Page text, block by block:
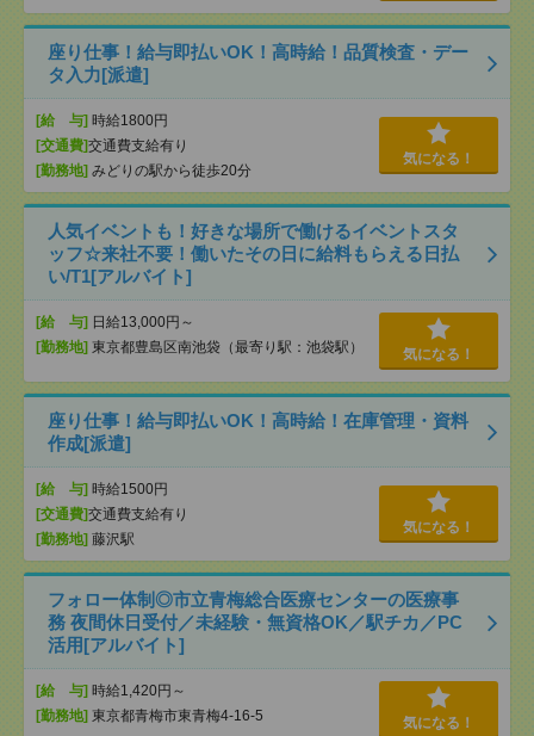
座り仕事！給与即払いOK！高時給！品質検査・デー
タ入力[派遣]
[給 与] 時給1800円
[交通費]交通費支給有り
[勤務地] みどりの駅から徒歩20分
気になる！
人気イベントも！好きな場所で働けるイベントスタ
ッフ☆来社不要！働いたその日に給料もらえる日払
い/T1[アルバイト]
[給 与] 日給13,000円～
[勤務地] 東京都豊島区南池袋（最寄り駅：池袋駅） 気になる！
座り仕事！給与即払いOK！高時給！在庫管理・資料
作成[派遣]
[給 与] 時給1500円
[交通費]交通費支給有り
[勤務地] 藤沢駅
気になる！
フォロー体制◎市立青梅総合医療センターの医療事
務 夜間休日受付／未経験・無資格OK／駅チカ／PC
活用[アルバイト]
[給 与] 時給1,420円～
[勤務地] 東京都青梅市東青梅4-16-5 気になる！